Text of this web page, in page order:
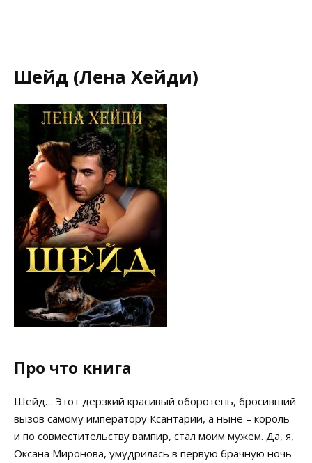
Шейд (Лена Хейди)
Про что книга
Шейд… Этот дерзкий красивый оборотень, бросивший
вызов самому императору Ксантарии, а ныне – король
и по совместительству вампир, стал моим мужем. Да, я,
Оксана Миронова, умудрилась в первую брачную ночь